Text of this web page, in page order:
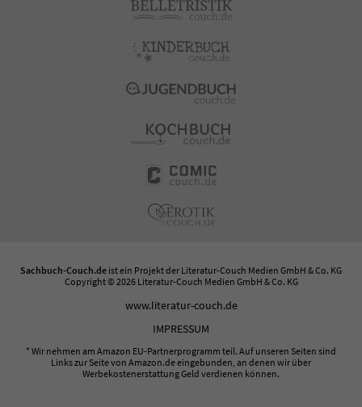
Sachbuch-Couch.de ist ein Projekt der Literatur-Couch Medien GmbH & Co. KG
Copyright © 2026 Literatur-Couch Medien GmbH & Co. KG
www.literatur-couch.de
IMPRESSUM
* Wir nehmen am Amazon EU-Partnerprogramm teil. Auf unseren Seiten sind
Links zur Seite von Amazon.de eingebunden, an denen wir über
Werbekostenerstattung Geld verdienen können.